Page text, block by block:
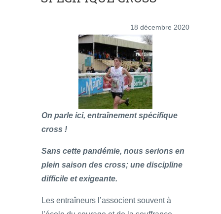
18 décembre 2020
On parle ici, entraînement spécifique
cross !
Sans cette pandémie, nous serions en
plein saison des cross; une discipline
difficile et exigeante.
Les entraîneurs l’associent souvent à